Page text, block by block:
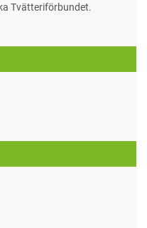
Tvätteriförbundet.